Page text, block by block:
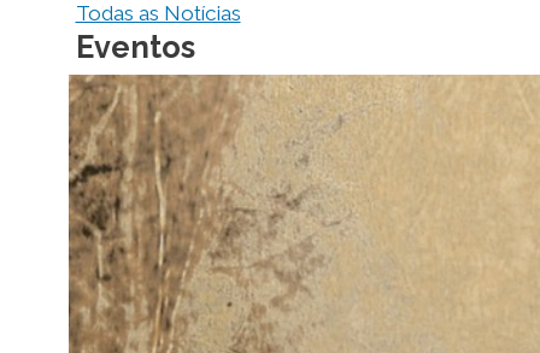
Todas as Notícias
Eventos